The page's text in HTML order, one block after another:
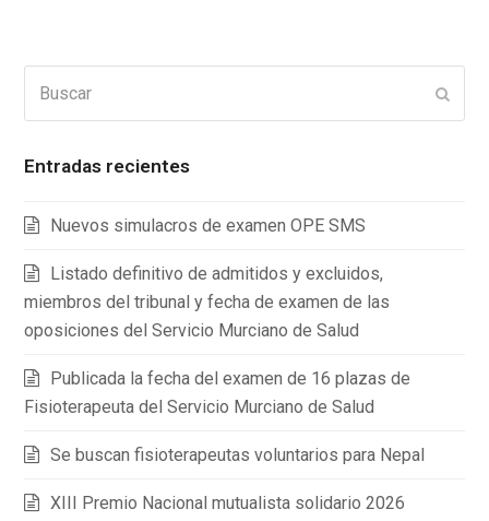
Entradas recientes
Nuevos simulacros de examen OPE SMS
Listado definitivo de admitidos y excluidos,
miembros del tribunal y fecha de examen de las
oposiciones del Servicio Murciano de Salud
Publicada la fecha del examen de 16 plazas de
Fisioterapeuta del Servicio Murciano de Salud
Se buscan fisioterapeutas voluntarios para Nepal
XIII Premio Nacional mutualista solidario 2026